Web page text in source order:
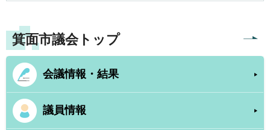
箕面市議会トップ
会議情報・結果
議員情報